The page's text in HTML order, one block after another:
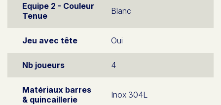
Equipe 2 - Couleur
Tenue
Blanc
Jeu avec tête Oui
Nb joueurs 4
Matériaux barres
& quincaillerie
Inox 304L